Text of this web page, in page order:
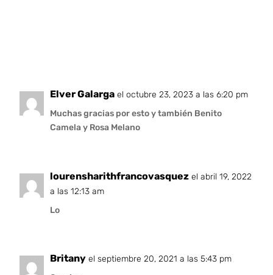
Elver Galarga el octubre 23, 2023 a las 6:20 pm
Muchas gracias por esto y también Benito
Camela y Rosa Melano
lourensharithfrancovasquez el abril 19, 2022
a las 12:13 am
Lo
Britany el septiembre 20, 2021 a las 5:43 pm